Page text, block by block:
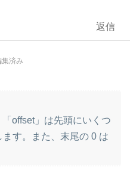
返信
集済み
offset」は先頭にいくつ
す。また、末尾の 0 は